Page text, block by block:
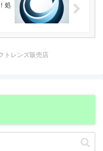
処
トレンズ販売店